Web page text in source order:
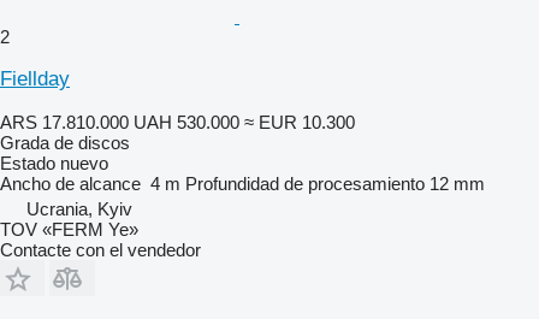
2
Fiellday
ARS 17.810.000 UAH 530.000 ≈ EUR 10.300
Grada de discos
Estado nuevo
Ancho de alcance 4 m Profundidad de procesamiento 12 mm
Ucrania, Kyiv
TOV «FERM Ye»
Contacte con el vendedor